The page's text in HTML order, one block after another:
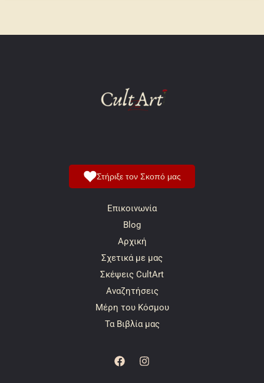
Στήριξε τον Σκοπό μας
Επικοινωνία
Blog
Αρχική
Σχετικά με μας
Σκέψεις CultArt
Αναζητήσεις
Μέρη του Κόσμου
Τα Βιβλία μας